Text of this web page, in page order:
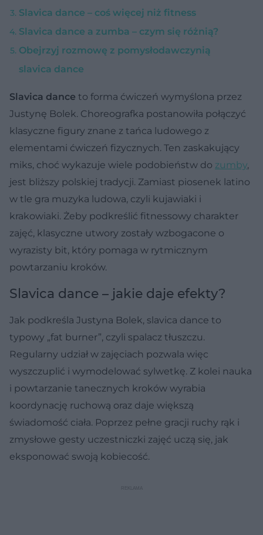
Slavica dance – coś więcej niż fitness
Slavica dance a zumba – czym się różnią?
Obejrzyj rozmowę z pomysłodawczynią
slavica dance
Slavica dance to forma ćwiczeń wymyślona przez
Justynę Bolek. Choreografka postanowiła połączyć
klasyczne figury znane z tańca ludowego z
elementami ćwiczeń fizycznych. Ten zaskakujący
miks, choć wykazuje wiele podobieństw do zumby,
jest bliższy polskiej tradycji. Zamiast piosenek latino
w tle gra muzyka ludowa, czyli kujawiaki i
krakowiaki. Żeby podkreślić fitnessowy charakter
zajęć, klasyczne utwory zostały wzbogacone o
wyrazisty bit, który pomaga w rytmicznym
powtarzaniu kroków.
Slavica dance – jakie daje efekty?
Jak podkreśla Justyna Bolek, slavica dance to
typowy „fat burner”, czyli spalacz tłuszczu.
Regularny udział w zajęciach pozwala więc
wyszczuplić i wymodelować sylwetkę. Z kolei nauka
i powtarzanie tanecznych kroków wyrabia
koordynację ruchową oraz daje większą
świadomość ciała. Poprzez pełne gracji ruchy rąk i
zmysłowe gesty uczestniczki zajęć uczą się, jak
eksponować swoją kobiecość.